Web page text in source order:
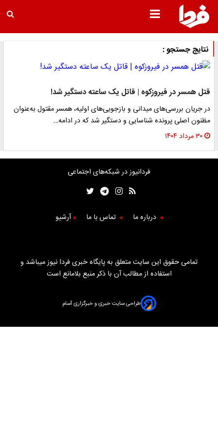
نتایج جستجو :
قتل همسر در فیروزکوه | قاتل یک ساعته دستگیر شد!
در جریان بررسی‌های میدانی و بازجویی‌های اولیه، همسر مقتول به‌عنوان
مظنون اصلی پرونده شناسایی و دستگیر شد که در ادامه…
۳۰ مرداد ۱۴۰۴
فردانیوز در شبکه‌های اجتماعی
درباره ما تماس با ما آرشیو
تمامی حقوق این سایت متعلق به پایگاه خبری فردا نیوز میباشد و
استفاده از مطالب آن با ذکر منبع بلامانع است
طراحی سایت خبری و خبرگزاری آسام